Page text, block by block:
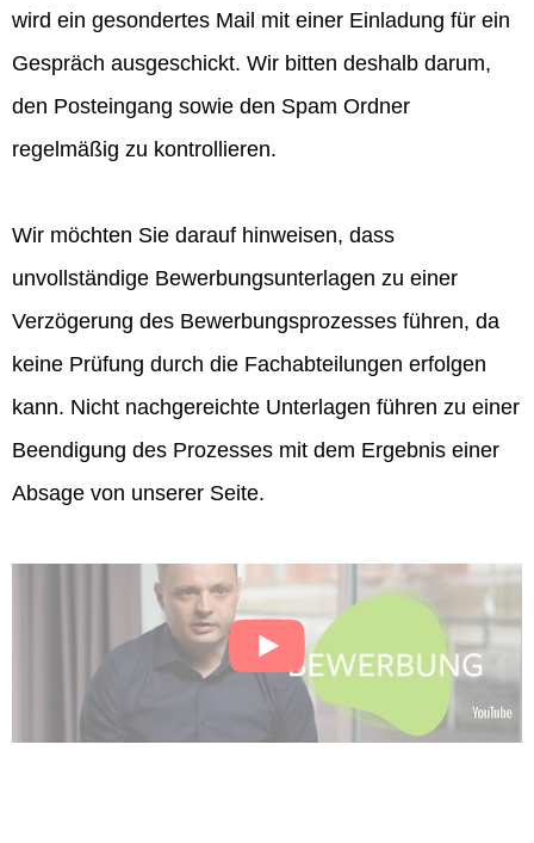
wird ein gesondertes Mail mit einer Einladung für ein
Gespräch ausgeschickt. Wir bitten deshalb darum,
den Posteingang sowie den Spam Ordner
regelmäßig zu kontrollieren.
Wir möchten Sie darauf hinweisen, dass
unvollständige Bewerbungsunterlagen zu einer
Verzögerung des Bewerbungsprozesses führen, da
keine Prüfung durch die Fachabteilungen erfolgen
kann. Nicht nachgereichte Unterlagen führen zu einer
Beendigung des Prozesses mit dem Ergebnis einer
Absage von unserer Seite.